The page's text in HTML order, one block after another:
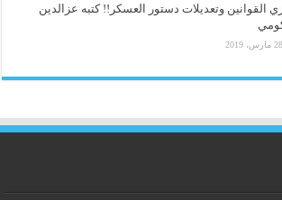
القوانين وتعديلات دستور العسكر!! كتبه عزالدين
28 مارس، 2019